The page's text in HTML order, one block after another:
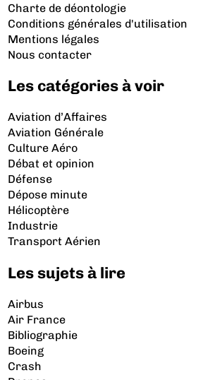
Charte de déontologie
Conditions générales d'utilisation
Mentions légales
Nous contacter
Les catégories à voir
Aviation d’Affaires
Aviation Générale
Culture Aéro
Débat et opinion
Défense
Dépose minute
Hélicoptère
Industrie
Transport Aérien
Les sujets à lire
Airbus
Air France
Bibliographie
Boeing
Crash